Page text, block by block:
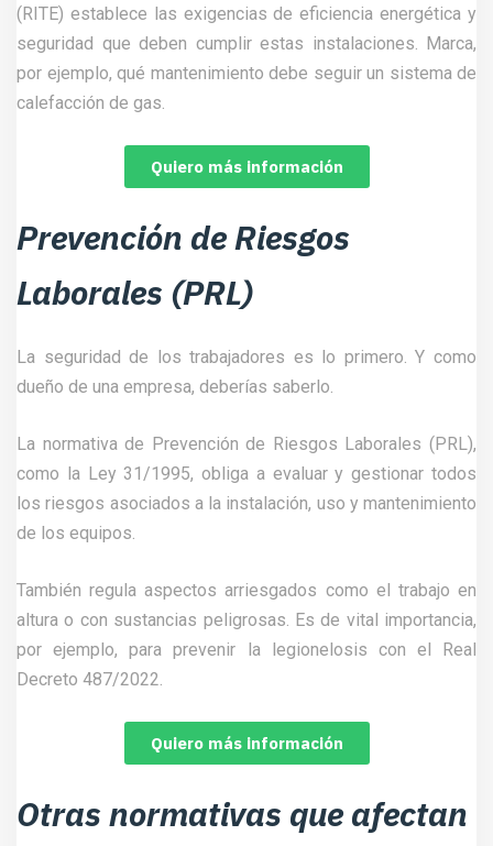
(RITE) establece las exigencias de eficiencia energética y
seguridad que deben cumplir estas instalaciones. Marca,
por ejemplo, qué mantenimiento debe seguir un sistema de
calefacción de gas.
Quiero más información
Prevención de Riesgos
Laborales (PRL)
La seguridad de los trabajadores es lo primero. Y como
dueño de una empresa, deberías saberlo.
La normativa de Prevención de Riesgos Laborales (PRL),
como la Ley 31/1995, obliga a evaluar y gestionar todos
los riesgos asociados a la instalación, uso y mantenimiento
de los equipos.
También regula aspectos arriesgados como el trabajo en
altura o con sustancias peligrosas. Es de vital importancia,
por ejemplo, para prevenir la legionelosis con el Real
Decreto 487/2022.
Quiero más información
Otras normativas que afectan